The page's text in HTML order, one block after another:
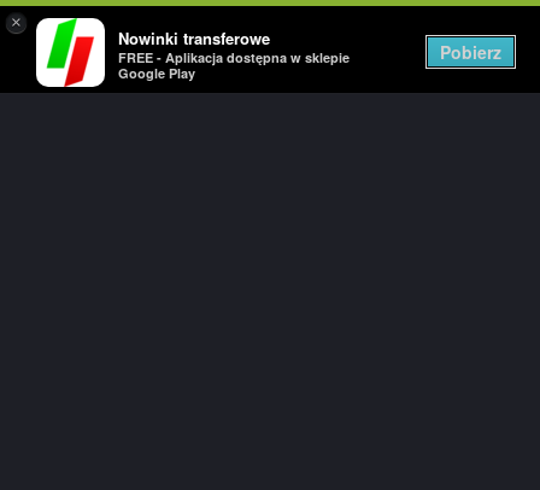
×
Nowinki transferowe
FREE - Aplikacja dostępna w sklepie
Google Play
Pobierz